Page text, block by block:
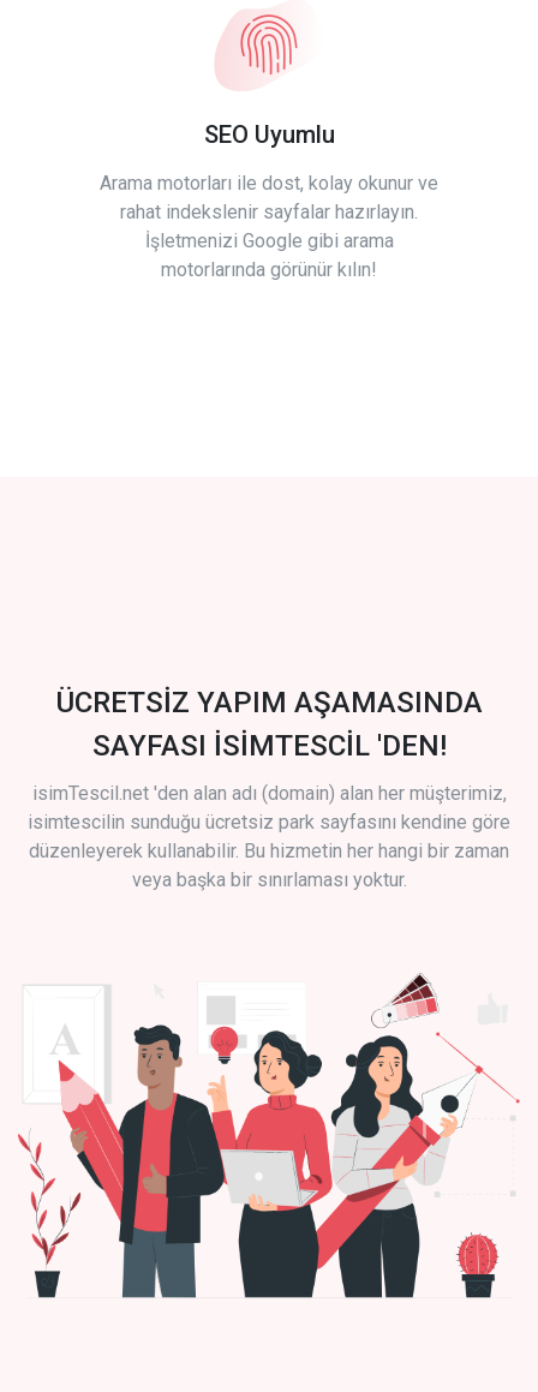
SEO Uyumlu
Arama motorları ile dost, kolay okunur ve
rahat indekslenir sayfalar hazırlayın.
İşletmenizi Google gibi arama
motorlarında görünür kılın!
ÜCRETSİZ YAPIM AŞAMASINDA
SAYFASI İSİMTESCİL 'DEN!
isimTescil.net 'den alan adı (domain) alan her müşterimiz,
isimtescilin sunduğu ücretsiz park sayfasını kendine göre
düzenleyerek kullanabilir. Bu hizmetin her hangi bir zaman
veya başka bir sınırlaması yoktur.